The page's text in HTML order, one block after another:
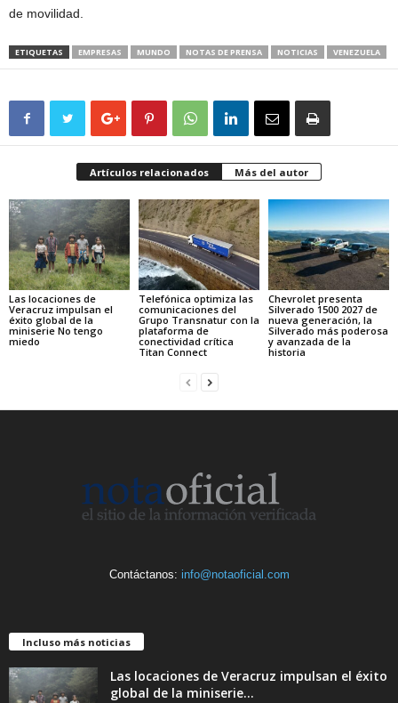
de movilidad.
ETIQUETAS EMPRESAS MUNDO NOTAS DE PRENSA NOTICIAS VENEZUELA
Artículos relacionados Más del autor
Las locaciones de
Veracruz impulsan el
éxito global de la
miniserie No tengo
miedo
Telefónica optimiza las
comunicaciones del
Grupo Transnatur con la
plataforma de
conectividad crítica
Titan Connect
Chevrolet presenta
Silverado 1500 2027 de
nueva generación, la
Silverado más poderosa
y avanzada de la
historia
Contáctanos: info@notaoficial.com
Incluso más noticias
Las locaciones de Veracruz impulsan el éxito
global de la miniserie...